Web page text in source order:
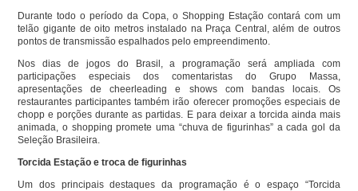
Durante todo o período da Copa, o Shopping Estação contará com um
telão gigante de oito metros instalado na Praça Central, além de outros
pontos de transmissão espalhados pelo empreendimento.
Nos dias de jogos do Brasil, a programação será ampliada com
participações especiais dos comentaristas do Grupo Massa,
apresentações de cheerleading e shows com bandas locais. Os
restaurantes participantes também irão oferecer promoções especiais de
chopp e porções durante as partidas. E para deixar a torcida ainda mais
animada, o shopping promete uma “chuva de figurinhas” a cada gol da
Seleção Brasileira.
Torcida Estação e troca de figurinhas
Um dos principais destaques da programação é o espaço “Torcida